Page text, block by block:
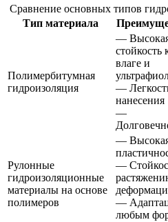
Сравнение основных типов
Тип материала
Полимербитумная
гидроизоляция
—
стойкость
влаге и
—
нанесения
—
Рулонные
гидроизоляционные
материалы на основе
полимеров
—
—
—
любым